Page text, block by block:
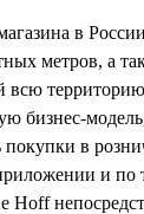
в
метров, а
всю
бизнес-
в
и по
Hoff